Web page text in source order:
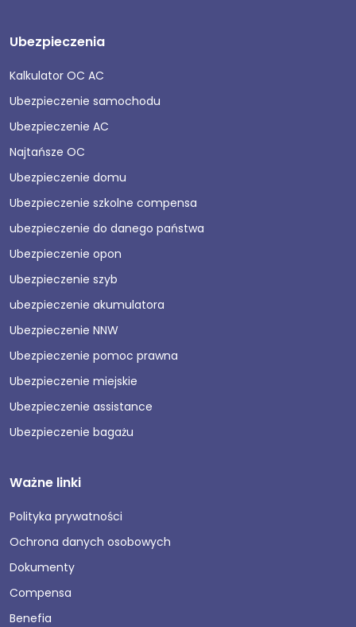
Ubezpieczenia
Kalkulator OC AC
Ubezpieczenie samochodu
Ubezpieczenie AC
Najtańsze OC
Ubezpieczenie domu
Ubezpieczenie szkolne compensa
ubezpieczenie do danego państwa
Ubezpieczenie opon
Ubezpieczenie szyb
ubezpieczenie akumulatora
Ubezpieczenie NNW
Ubezpieczenie pomoc prawna
Ubezpieczenie miejskie
Ubezpieczenie assistance
Ubezpieczenie bagażu
Ważne linki
Polityka prywatności
Ochrona danych osobowych
Dokumenty
Compensa
Benefia